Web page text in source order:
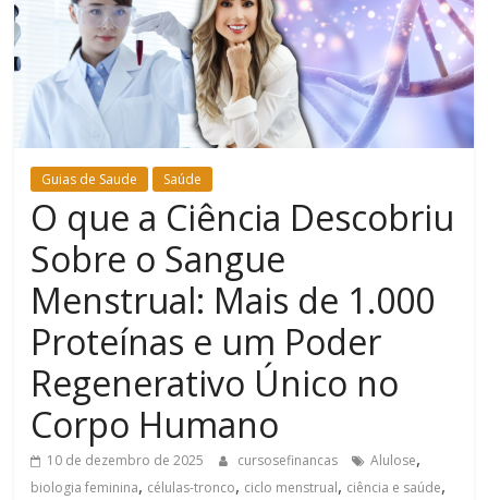
Estar
Guias de Saude Saúde
O que a Ciência Descobriu
Sobre o Sangue
Menstrual: Mais de 1.000
Proteínas e um Poder
Regenerativo Único no
Corpo Humano
10 de dezembro de 2025 cursosefinancas Alulose,
biologia feminina, células-tronco, ciclo menstrual, ciência e saúde,